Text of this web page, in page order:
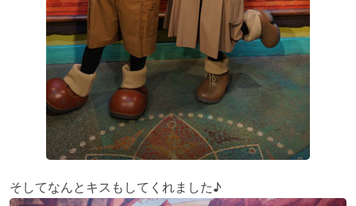
そしてなんとキスもしてくれました♪